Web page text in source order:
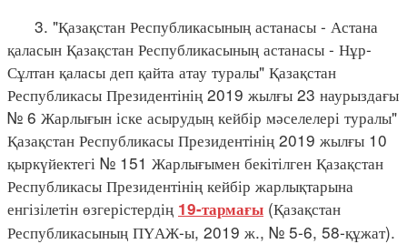
3. "Қазақстан Республикасының астанасы - Астана
қаласын Қазақстан Республикасының астанасы - Нұр-
Сұлтан қаласы деп қайта атау туралы" Қазақстан
Республикасы Президентінің 2019 жылғы 23 наурыздағы
№ 6 Жарлығын іске асырудың кейбір мәселелері туралы"
Қазақстан Республикасы Президентінің 2019 жылғы 10
қыркүйектегі № 151 Жарлығымен бекітілген Қазақстан
Республикасы Президентінің кейбір жарлықтарына
енгізілетін өзгерістердің 19-тармағы (Қазақстан
Республикасының ПҮАЖ-ы, 2019 ж., № 5-6, 58-құжат).